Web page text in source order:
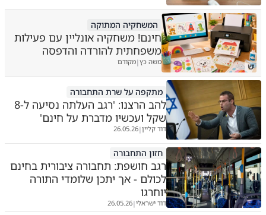
ש
המשחקיה המתוקה
חינם! משחקיה אונליין עם פעילות
משפחתית להורדה והדפסה
משה כץ|מקודם
מתקפה על שרת התחבורה
להב הרצנו: 'רגב העלתה נסיעה ל-8
שקל ועכשיו מדברת על חינם'
דוד קליין|
26.05.26
חזון התחבורה
רגב חושפת: תחבורה ציבורית בחינם
לכולם - אך יתכן שלומדי התורה
יוחרגו
דוד ישראלי|
26.05.26